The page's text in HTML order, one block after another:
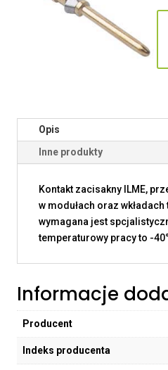
Opis
Inne produkty
Kontakt zacisakny ILME,
w modułach oraz wkładach
wymagana jest
temperaturowy pracy to -
Informacje
Producent
Indeks producenta